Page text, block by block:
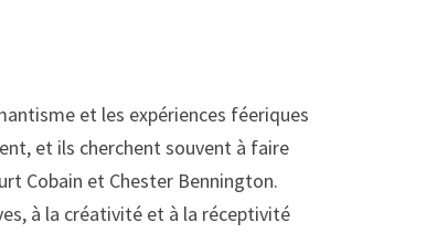
et les expériences féeriques
et ils cherchent souvent à faire
Cobain et Chester Bennington.
à la créativité et à la réceptivité